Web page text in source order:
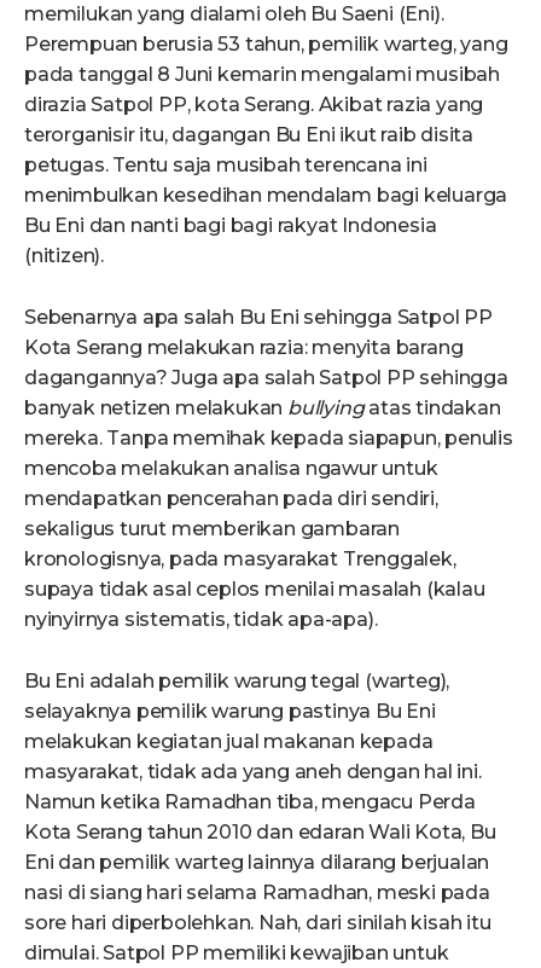
memilukan yang dialami oleh Bu Saeni (Eni).
Perempuan berusia 53 tahun, pemilik warteg, yang
pada tanggal 8 Juni kemarin mengalami musibah
dirazia Satpol PP, kota Serang. Akibat razia yang
terorganisir itu, dagangan Bu Eni ikut raib disita
petugas. Tentu saja musibah terencana ini
menimbulkan kesedihan mendalam bagi keluarga
Bu Eni dan nanti bagi bagi rakyat Indonesia
(nitizen).
Sebenarnya apa salah Bu Eni sehingga Satpol PP
Kota Serang melakukan razia: menyita barang
dagangannya? Juga apa salah Satpol PP sehingga
banyak netizen melakukan bullyingatas tindakan
mereka. Tanpa memihak kepada siapapun, penulis
mencoba melakukan analisa ngawur untuk
mendapatkan pencerahan pada diri sendiri,
sekaligus turut memberikan gambaran
kronologisnya, pada masyarakat Trenggalek,
supaya tidak asal ceplos menilai masalah (kalau
nyinyirnya sistematis, tidak apa-apa).
Bu Eni adalah pemilik warung tegal (warteg),
selayaknya pemilik warung pastinya Bu Eni
melakukan kegiatan jual makanan kepada
masyarakat, tidak ada yang aneh dengan hal ini.
Namun ketika Ramadhan tiba, mengacu Perda
Kota Serang tahun 2010 dan edaran Wali Kota, Bu
Eni dan pemilik warteg lainnya dilarang berjualan
nasi di siang hari selama Ramadhan, meski pada
sore hari diperbolehkan. Nah, dari sinilah kisah itu
dimulai. Satpol PP memiliki kewajiban untuk